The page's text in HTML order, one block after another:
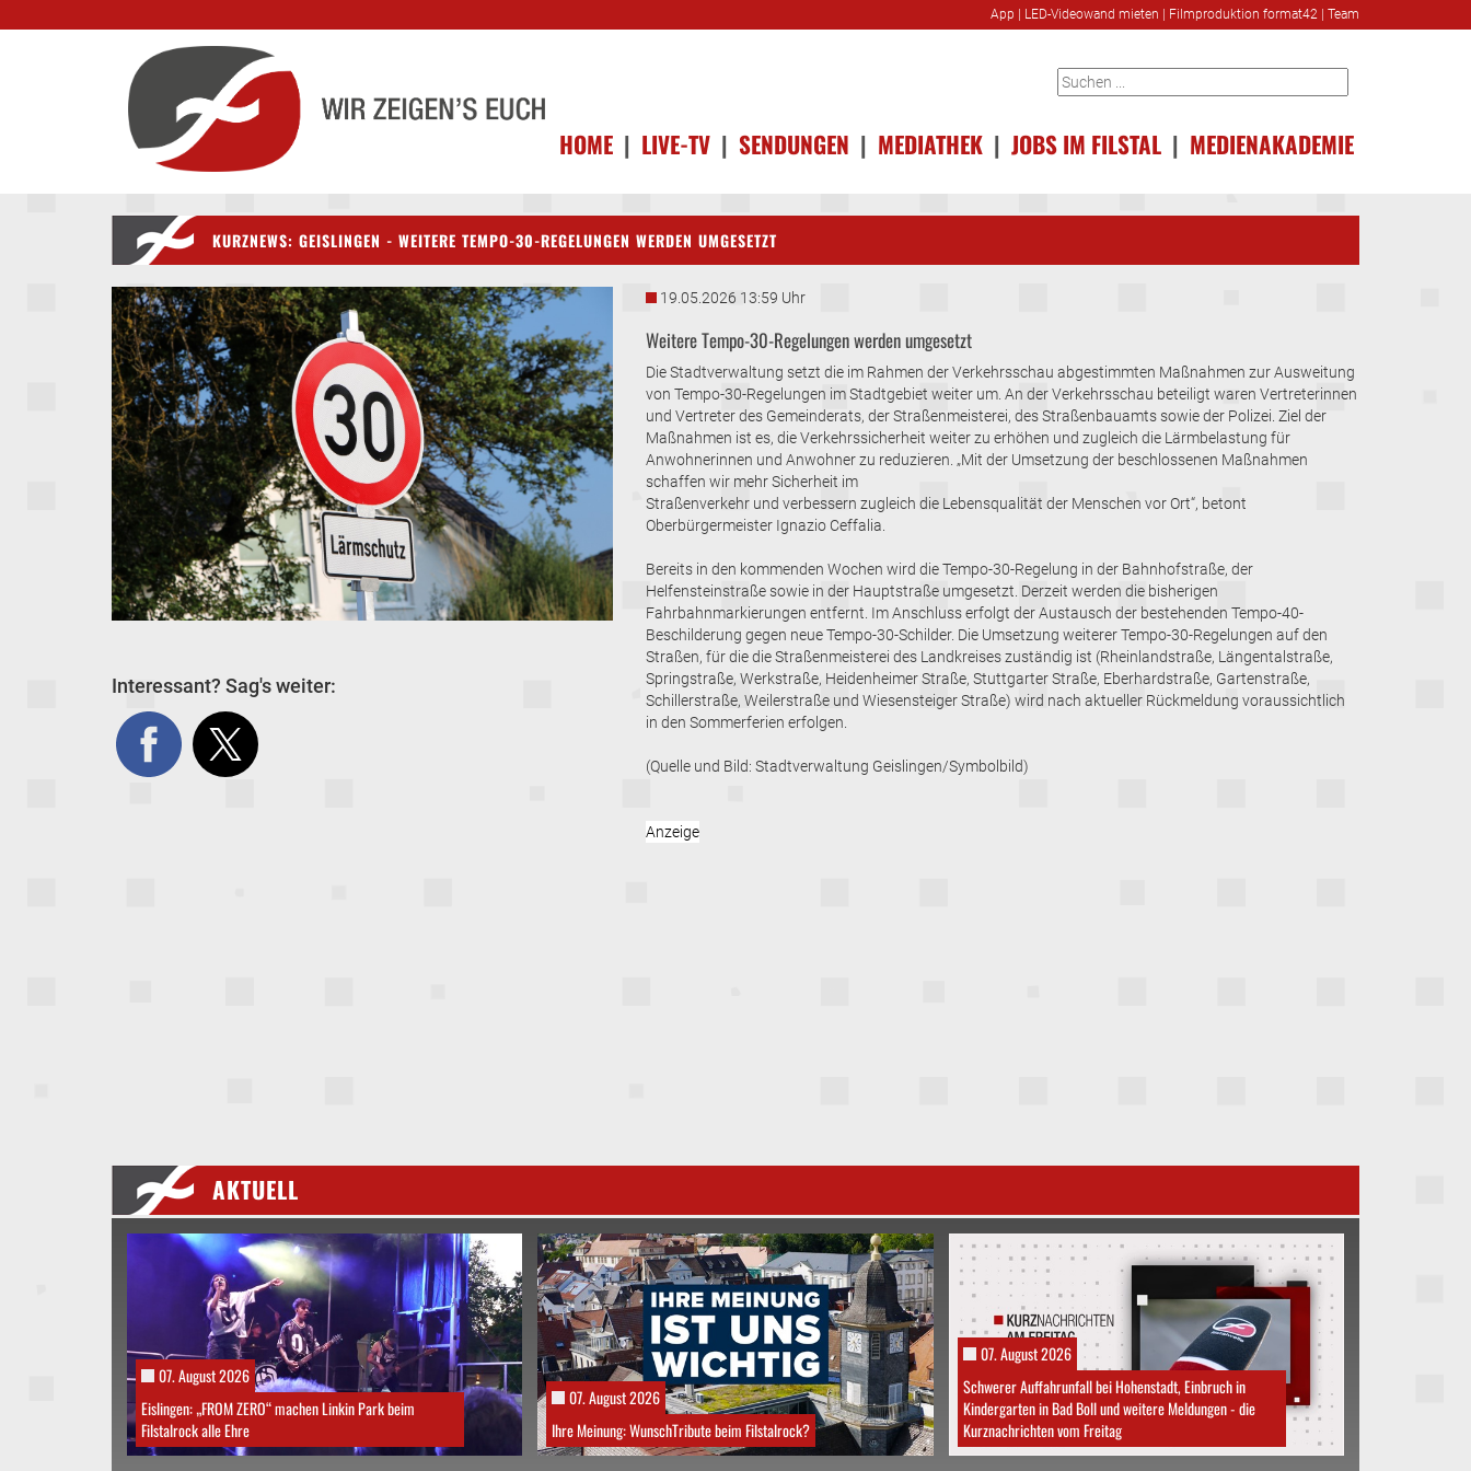
App LED-Videowand mieten Filmproduktion format42 Team
HOME | LIVE-TV | SENDUNGEN | MEDIATHEK | JOBS IM FILSTAL | MEDIENAKADEMIE
KURZNEWS: GEISLINGEN - WEITERE TEMPO-30-REGELUNGEN WERDEN UMGESETZT
Interessant? Sag's weiter:
19.05.2026 13:59 Uhr
Weitere Tempo-30-Regelungen werden umgesetzt
Die Stadtverwaltung setzt die im Rahmen der Verkehrsschau abgestimmten Maßnahmen zur Ausweitung
von Tempo-30-Regelungen im Stadtgebiet weiter um. An der Verkehrsschau beteiligt waren Vertreterinnen
und Vertreter des Gemeinderats, der Straßenmeisterei, des Straßenbauamts sowie der Polizei. Ziel der
Maßnahmen ist es, die Verkehrssicherheit weiter zu erhöhen und zugleich die Lärmbelastung für
Anwohnerinnen und Anwohner zu reduzieren. „Mit der Umsetzung der beschlossenen Maßnahmen
schaffen wir mehr Sicherheit im
Straßenverkehr und verbessern zugleich die Lebensqualität der Menschen vor Ort“, betont
Oberbürgermeister Ignazio Ceffalia.
Bereits in den kommenden Wochen wird die Tempo-30-Regelung in der Bahnhofstraße, der
Helfensteinstraße sowie in der Hauptstraße umgesetzt. Derzeit werden die bisherigen
Fahrbahnmarkierungen entfernt. Im Anschluss erfolgt der Austausch der bestehenden Tempo-40-
Beschilderung gegen neue Tempo-30-Schilder. Die Umsetzung weiterer Tempo-30-Regelungen auf den
Straßen, für die die Straßenmeisterei des Landkreises zuständig ist (Rheinlandstraße, Längentalstraße,
Springstraße, Werkstraße, Heidenheimer Straße, Stuttgarter Straße, Eberhardstraße, Gartenstraße,
Schillerstraße, Weilerstraße und Wiesensteiger Straße) wird nach aktueller Rückmeldung voraussichtlich
in den Sommerferien erfolgen.
(Quelle und Bild: Stadtverwaltung Geislingen/Symbolbild)
AKTUELL
07. August 2026
Eislingen: „FROM ZERO“ machen Linkin Park beim
Filstalrock alle Ehre
07. August 2026
Ihre Meinung: WunschTribute beim Filstalrock?
07. August 2026
Schwerer Auffahrunfall bei Hohenstadt, Einbruch in
Kindergarten in Bad Boll und weitere Meldungen - die
Kurznachrichten vom Freitag